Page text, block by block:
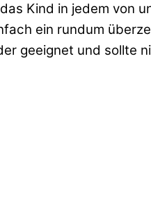
Kind in jedem von
ein rundum
geeignet und sollte